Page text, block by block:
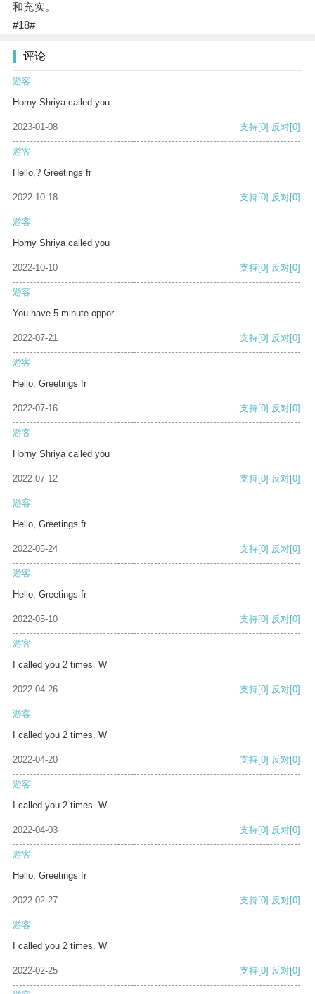
和充实。
#18#
评论
游客
Horny Shriya called you
2023-01-08 支持[0] 反对[0]
游客
Hello,? Greetings fr
2022-10-18 支持[0] 反对[0]
游客
Horny Shriya called you
2022-10-10 支持[0] 反对[0]
游客
You have 5 minute oppor
2022-07-21 支持[0] 反对[0]
游客
Hello, Greetings fr
2022-07-16 支持[0] 反对[0]
游客
Horny Shriya called you
2022-07-12 支持[0] 反对[0]
游客
Hello, Greetings fr
2022-05-24 支持[0] 反对[0]
游客
Hello, Greetings fr
2022-05-10 支持[0] 反对[0]
游客
I called you 2 times. W
2022-04-26 支持[0] 反对[0]
游客
I called you 2 times. W
2022-04-20 支持[0] 反对[0]
游客
I called you 2 times. W
2022-04-03 支持[0] 反对[0]
游客
Hello, Greetings fr
2022-02-27 支持[0] 反对[0]
游客
I called you 2 times. W
2022-02-25 支持[0] 反对[0]